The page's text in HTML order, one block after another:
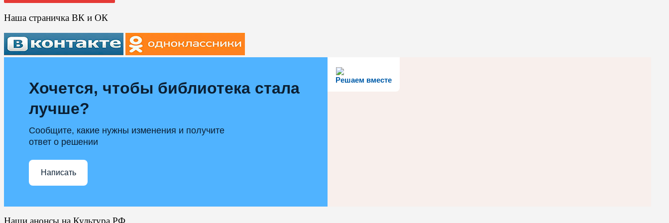
Наша страничка ВК и ОК
Решаем вместе
Хочется, чтобы библиотека стала
лучше?
Сообщите, какие нужны изменения и получите
ответ о решении
Написать